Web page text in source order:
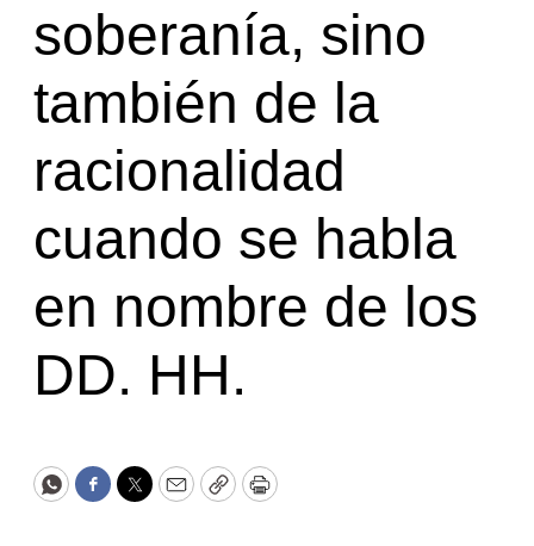
soberanía, sino
también de la
racionalidad
cuando se habla
en nombre de los
DD. HH.
WhatsApp
Facebook
Twitter
EmailCopyPrint